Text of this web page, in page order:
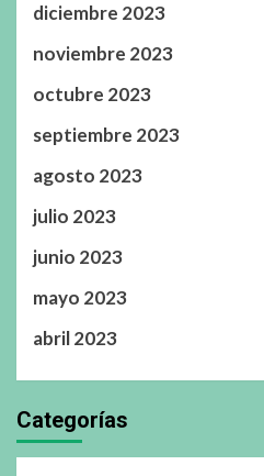
diciembre 2023
noviembre 2023
octubre 2023
septiembre 2023
agosto 2023
julio 2023
junio 2023
mayo 2023
abril 2023
Categorías